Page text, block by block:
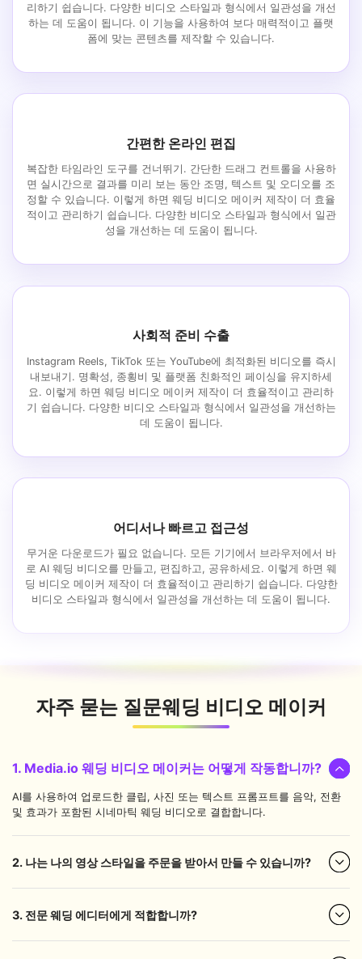
리하기 쉽습니다. 다양한 비디오 스타일과 형식에서 일관성을 개선
하는 데 도움이 됩니다. 이 기능을 사용하여 보다 매력적이고 플랫
폼에 맞는 콘텐츠를 제작할 수 있습니다.
간편한 온라인 편집
복잡한 타임라인 도구를 건너뛰기. 간단한 드래그 컨트롤을 사용하
면 실시간으로 결과를 미리 보는 동안 조명, 텍스트 및 오디오를 조
정할 수 있습니다. 이렇게 하면 웨딩 비디오 메이커 제작이 더 효율
적이고 관리하기 쉽습니다. 다양한 비디오 스타일과 형식에서 일관
성을 개선하는 데 도움이 됩니다.
사회적 준비 수출
Instagram Reels, TikTok 또는 YouTube에 최적화된 비디오를 즉시
내보내기. 명확성, 종횡비 및 플랫폼 친화적인 페이싱을 유지하세
요. 이렇게 하면 웨딩 비디오 메이커 제작이 더 효율적이고 관리하
기 쉽습니다. 다양한 비디오 스타일과 형식에서 일관성을 개선하는
데 도움이 됩니다.
어디서나 빠르고 접근성
무거운 다운로드가 필요 없습니다. 모든 기기에서 브라우저에서 바
로 AI 웨딩 비디오를 만들고, 편집하고, 공유하세요. 이렇게 하면 웨
딩 비디오 메이커 제작이 더 효율적이고 관리하기 쉽습니다. 다양한
비디오 스타일과 형식에서 일관성을 개선하는 데 도움이 됩니다.
자주 묻는 질문웨딩 비디오 메이커
1. Media.io 웨딩 비디오 메이커는 어떻게 작동합니까?
AI를 사용하여 업로드한 클립, 사진 또는 텍스트 프롬프트를 음악, 전환
및 효과가 포함된 시네마틱 웨딩 비디오로 결합합니다.
2. 나는 나의 영상 스타일을 주문을 받아서 만들 수 있습니까?
3. 전문 웨딩 에디터에게 적합합니까?